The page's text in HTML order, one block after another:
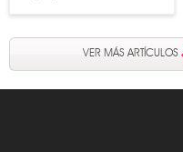
VER MÁS ARTÍCULOS